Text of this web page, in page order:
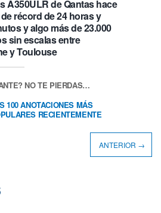
A350ULR de Qantas hace
récord de 24 horas y
y algo más de 23.000
sin escalas entre
y Toulouse
NO TE PIERDAS…
100 ANOTACIONES MÁS
RECIENTEMENTE
ANTERIOR →